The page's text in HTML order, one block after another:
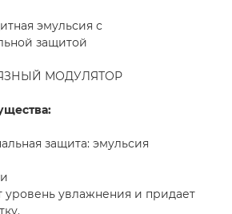
эмульсия с
защитой
МОДУЛЯТОР
защита: эмульсия
уровень увлажнения и придает